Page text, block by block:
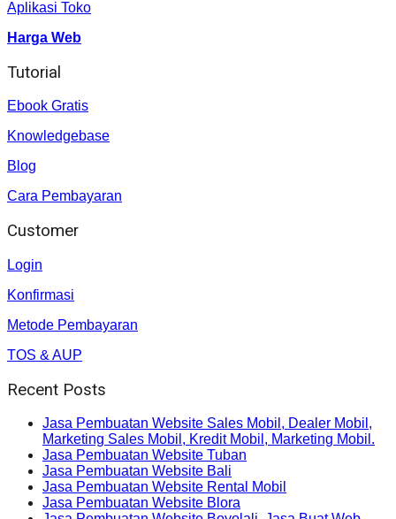
Aplikasi Toko
Harga Web
Tutorial
Ebook Gratis
Knowledgebase
Blog
Cara Pembayaran
Customer
Login
Konfirmasi
Metode Pembayaran
TOS & AUP
Recent Posts
Jasa Pembuatan Website Sales Mobil, Dealer Mobil,
Marketing Sales Mobil, Kredit Mobil, Marketing Mobil.
Jasa Pembuatan Website Tuban
Jasa Pembuatan Website Bali
Jasa Pembuatan Website Rental Mobil
Jasa Pembuatan Website Blora